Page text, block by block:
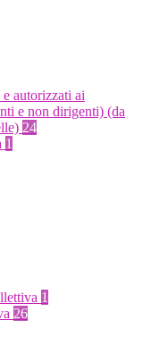
autorizzati ai
e non dirigenti) (da
24
1
1
26